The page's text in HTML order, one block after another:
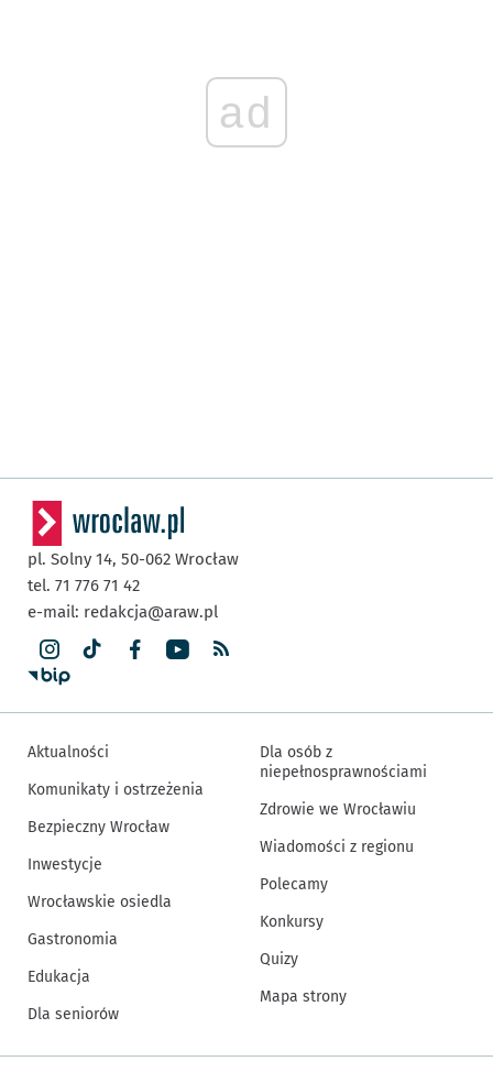
ad
pl. Solny 14, 50-062 Wrocław
tel. 71 776 71 42
e-mail: redakcja@araw.pl
Aktualności
Komunikaty i ostrzeżenia
Bezpieczny Wrocław
Inwestycje
Wrocławskie osiedla
Gastronomia
Edukacja
Dla seniorów
Dla osób z
niepełnosprawnościami
Zdrowie we Wrocławiu
Wiadomości z regionu
Polecamy
Konkursy
Quizy
Mapa strony